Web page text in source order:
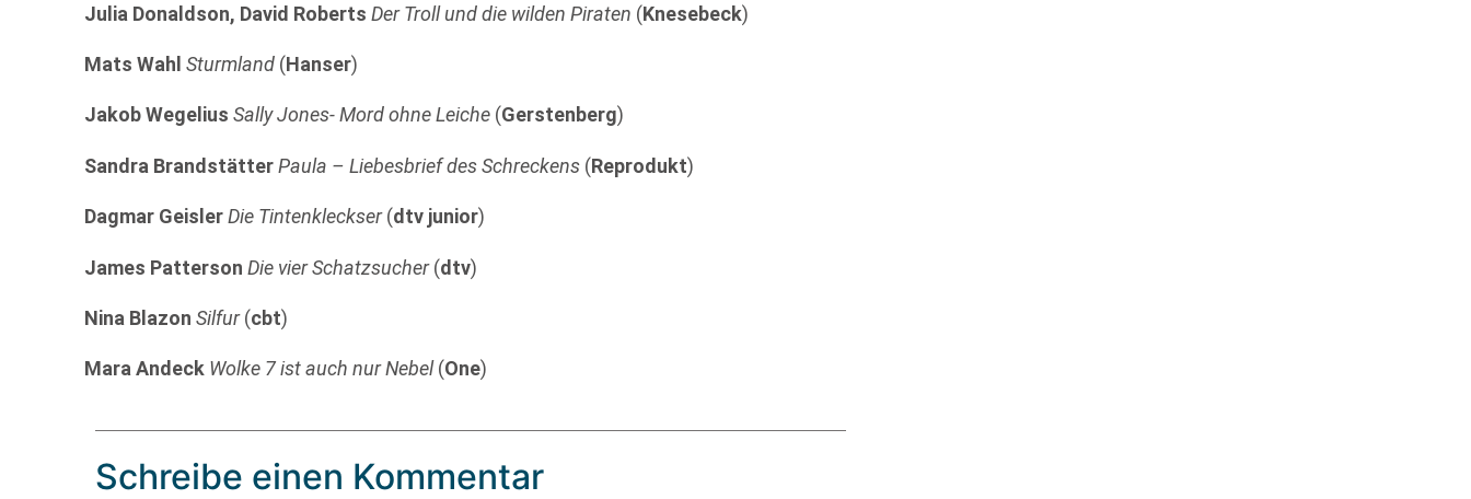
Julia Donaldson, David Roberts Der Troll und die wilden Piraten (Knesebeck)
Mats Wahl Sturmland (Hanser)
Jakob Wegelius Sally Jones- Mord ohne Leiche (Gerstenberg)
Sandra Brandstätter Paula – Liebesbrief des Schreckens (Reprodukt)
Dagmar Geisler Die Tintenkleckser(dtv junior)
James Patterson Die vier Schatzsucher(dtv)
Nina Blazon Silfur(cbt)
Mara Andeck Wolke 7 ist auch nur Nebel(One)
Schreibe einen Kommentar